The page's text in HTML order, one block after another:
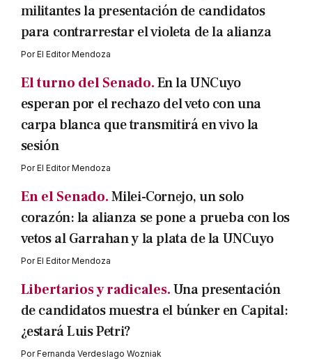
militantes la presentación de candidatos
para contrarrestar el violeta de la alianza
PorEl Editor Mendoza
El turno del Senado.En la UNCuyo
esperan por el rechazo del veto con una
carpa blanca que transmitirá en vivo la
sesión
PorEl Editor Mendoza
En el Senado.Milei-Cornejo, un solo
corazón: la alianza se pone a prueba con los
vetos al Garrahan y la plata de la UNCuyo
PorEl Editor Mendoza
Libertarios y radicales.Una presentación
de candidatos muestra el búnker en Capital:
¿estará Luis Petri?
PorFernanda Verdeslago Wozniak